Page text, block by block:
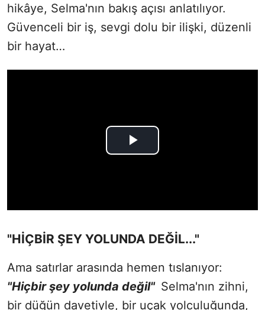
hikâye, Selma'nın bakış açısı anlatılıyor.
Güvenceli bir iş, sevgi dolu bir ilişki, düzenli
bir hayat…
"HİÇBİR ŞEY YOLUNDA DEĞİL..."
Ama satırlar arasında hemen tıslanıyor:
"Hiçbir şey yolunda değil" Selma'nın zihni,
bir düğün davetiyle, bir uçak yolculuğunda,